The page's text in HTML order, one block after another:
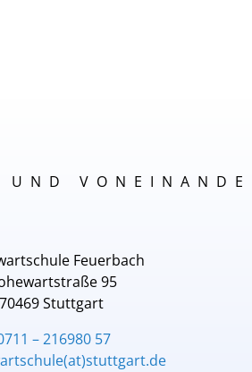
Feuerbach
95
70469 Stuttgart
– 216980 57